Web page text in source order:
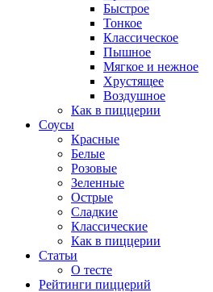
Быстрое
Тонкое
Классическое
Пышное
Мягкое и нежное
Хрустящее
Воздушное
Как в пиццерии
Соусы
Красные
Белые
Розовые
Зеленные
Острые
Сладкие
Классические
Как в пиццерии
Статьи
О тесте
Рейтинги пиццерий